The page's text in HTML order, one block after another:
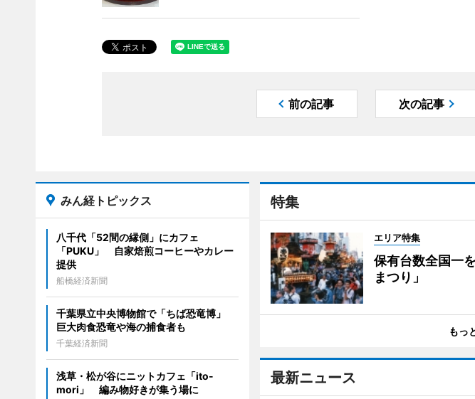
前の記事 次の記事
特集
エリア特集
保有台数全国一
まつり」
もっ
最新ニュース
みん経トピックス
八千代「52間の縁側」にカフェ
「PUKU」 自家焙煎コーヒーやカレー
提供
船橋経済新聞
千葉県立中央博物館で「ちば恐竜博」
巨大肉食恐竜や海の捕食者も
千葉経済新聞
浅草・松が谷にニットカフェ「ito-
mori」 編み物好きが集う場に